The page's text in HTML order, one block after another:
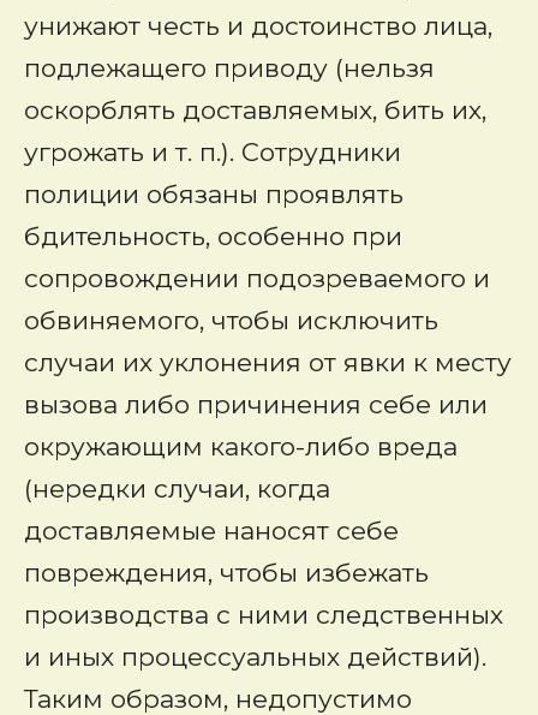
унижают честь и достоинство лица,
подлежащего приводу (нельзя
оскорблять доставляемых, бить их,
угрожать и т. п.). Сотрудники
полиции обязаны проявлять
бдительность, особенно при
сопровождении подозреваемого и
обвиняемого, чтобы исключить
случаи их уклонения от явки к месту
вызова либо причинения себе или
окружающим какого-либо вреда
(нередки случаи, когда
доставляемые наносят себе
повреждения, чтобы избежать
производства с ними следственных
и иных процессуальных действий).
Таким образом, недопустимо